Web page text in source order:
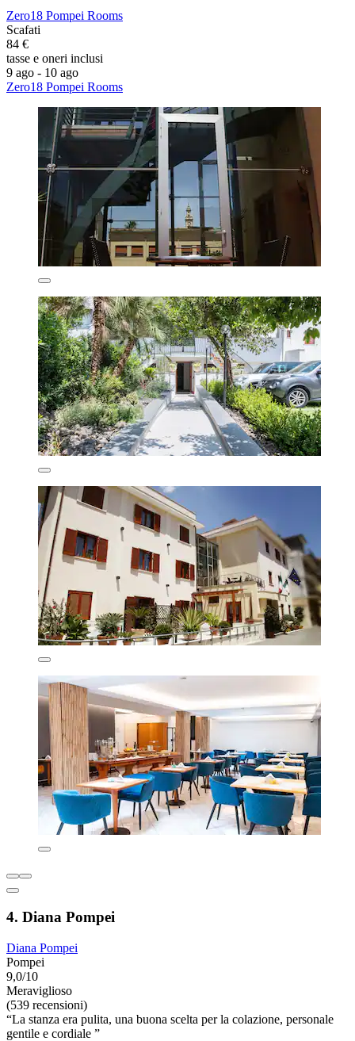
Zero18 Pompei Rooms
Scafati
84 €
tasse e oneri inclusi
9 ago - 10 ago
Zero18 Pompei Rooms
4. Diana Pompei
Diana Pompei
Pompei
9,0/10
Meraviglioso
(539 recensioni)
“La stanza era pulita, una buona scelta per la colazione, personale
gentile e cordiale ”